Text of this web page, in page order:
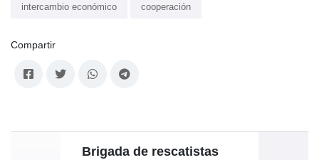
intercambio económico cooperación
Compartir
Brigada de rescatistas